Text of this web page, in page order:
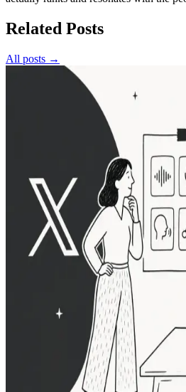
Related Posts
All posts →